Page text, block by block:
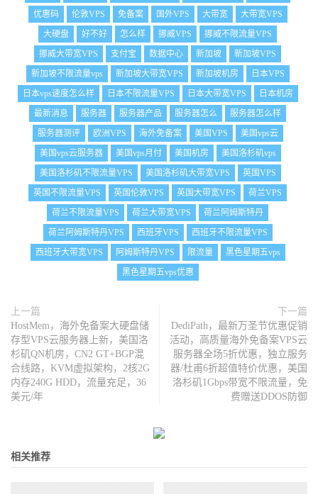
优惠码
伦敦VPS 免备案 国外VPS 大带宽
大带宽VPS
大硬盘
好不好 怎么样 挪威VPS
挪威不限流量VPS
挪威大带宽VPS
支付宝 数据中心 新加坡
新加坡VPS
新加坡不限流量vps
新加坡大带宽VPS 新加坡机房
日本VPS
日本vps速度怎么样
日本不限流量VPS 日本大带宽VPS
日本机房
最新消息
服务器 服务器产品 服务器怎么
服务器怎么样
服务器测评
欧洲VPS 海外免备案 美国VPS
美国vps云
美国vps云服务器
美国vps月付 美国机房
美国洛杉矶vps
美国洛杉矶不限流量VPS
美国洛杉矶大带宽VPS
英国VPS
英国不限流量VPS
英国伦敦VPS 英国大带宽VPS
荷兰VPS
荷兰不限流量VPS
荷兰大带宽VPS
荷兰阿姆斯特丹
荷兰阿姆斯特丹VPS
西班牙VPS
西班牙不限流量VPS
西班牙大带宽VPS
阿姆斯特丹VPS 限流量
黑色星期五vps
黑色星期五vps优惠
上一篇
HostMem，海外免备案大硬盘储
存型VPS云服务器上新，美国洛
杉矶QN机房，CN2 GT+BGP混
合线路，KVM虚拟架构，2核2G
内存240G HDD，流量充足，36
美元/年
下一篇
DediPath，最新万圣节优惠促销
活动，高质量海外免备案VPS云
服务器全场5折优惠，独立服务
器/杜甫6折超值特价优惠，美国
洛杉矶1Gbps带宽不限流量，免
费赠送DDOS防御
相关推荐